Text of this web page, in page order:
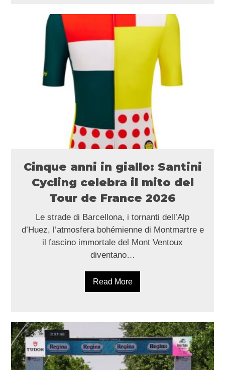
Cinque anni in giallo: Santini
Cycling celebra il mito del
Tour de France 2026
Le strade di Barcellona, i tornanti dell’Alp
d’Huez, l’atmosfera bohémienne di Montmartre e
il fascino immortale del Mont Ventoux
diventano…
Read More